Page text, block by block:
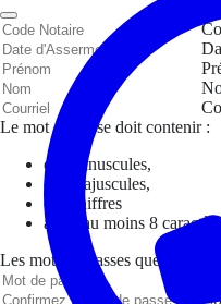
Le mot de passe doit contenir :
des minuscules,
des majuscules,
des chiffres
avoir au moins 8
Les mots de passes que vous